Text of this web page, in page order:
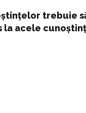
trebuie
la acele